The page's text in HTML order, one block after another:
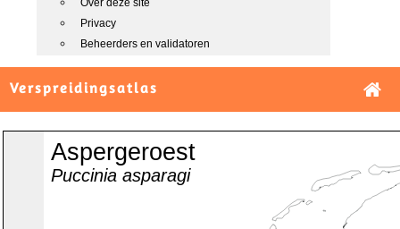
Over deze site
Privacy
Beheerders en validatoren
Verspreidingsatlas